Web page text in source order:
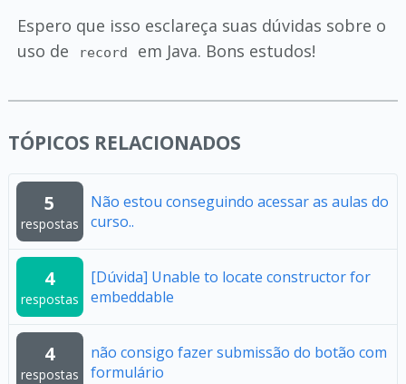
Espero que isso esclareça suas dúvidas sobre o
uso de
record em Java. Bons estudos!
TÓPICOS RELACIONADOS
5
respostas
Não estou conseguindo acessar as aulas do
curso..
4
respostas
[Dúvida] Unable to locate constructor for
embeddable
4
respostas
não consigo fazer submissão do botão com
formulário